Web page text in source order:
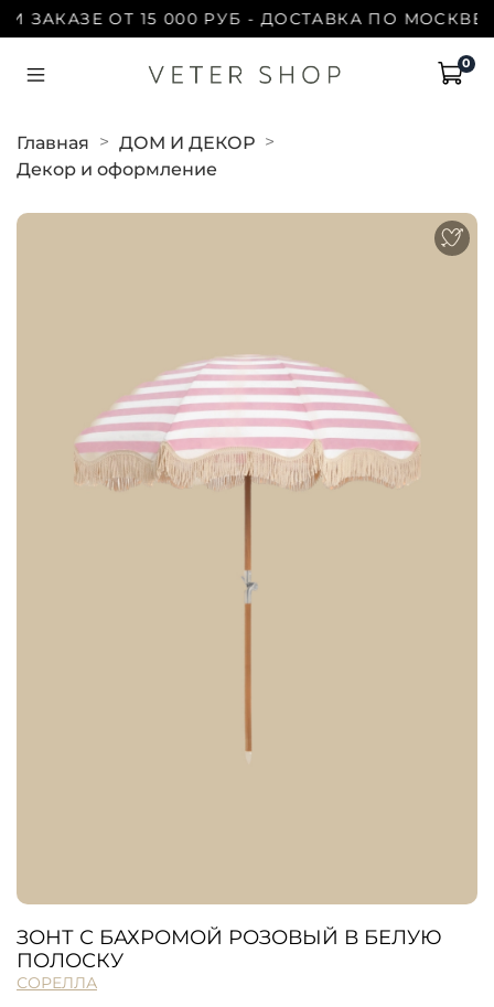
ЗАКАЗЕ ОТ 15 000 РУБ - ДОСТАВКА ПО МОСКВЕ
0
Главная
ДОМ И ДЕКОР
Декор и оформление
ЗОНТ С БАХРОМОЙ РОЗОВЫЙ В БЕЛУЮ
ПОЛОСКУ
СОРЕЛЛА